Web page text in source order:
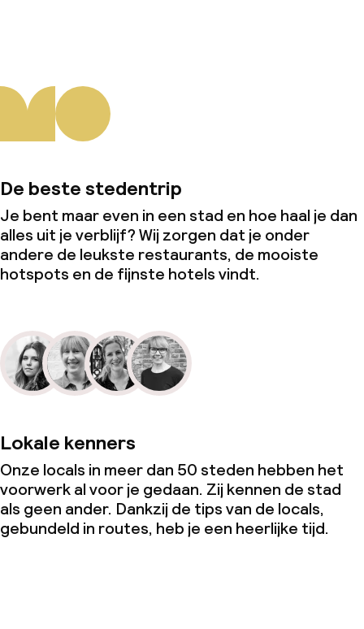
De beste stedentrip
Je bent maar even in een stad en hoe haal je dan
alles uit je verblijf? Wij zorgen dat je onder
andere de leukste restaurants, de mooiste
hotspots en de fijnste hotels vindt.
Lokale kenners
Onze locals in meer dan 50 steden hebben het
voorwerk al voor je gedaan. Zij kennen de stad
als geen ander. Dankzij de tips van de locals,
gebundeld in routes, heb je een heerlijke tijd.